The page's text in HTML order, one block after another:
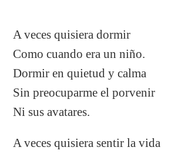
A veces quisiera dormir
Como cuando era un niño.
Dormir en quietud y calma
Sin preocuparme el porvenir
Ni sus avatares.
A veces quisiera sentir la vida